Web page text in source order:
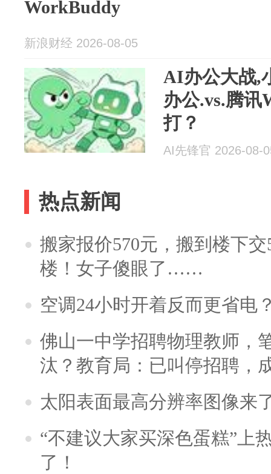
WorkBuddy
新浪财经 2026-08-05
AI办公大战,
办公.vs.腾讯
打？
AI先锋官 2026-08-
热点新闻
搬家报价570元，搬到楼下
楼！女子傻眼了……
空调24小时开着反而更省电
佛山一中学招聘物理教师，
汰？教育局：已叫停招聘，
太阳表面最高分辨率图像来
“不建议大家买深色蛋糕”上
了！